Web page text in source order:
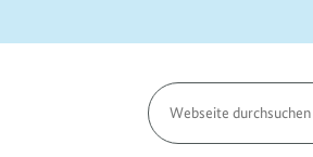
Seite
durchsuchen